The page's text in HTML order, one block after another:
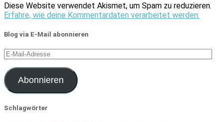
Diese Website verwendet Akismet, um Spam zu reduzieren.
Erfahre, wie deine Kommentardaten verarbeitet werden.
Blog via E-Mail abonnieren
E-
Mail-
Adresse
Abonnieren
Schlagwörter